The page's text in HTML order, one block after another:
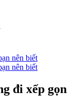
đi xếp gọn